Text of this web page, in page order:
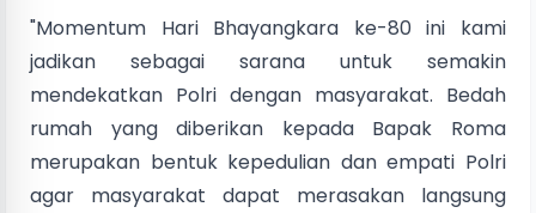
"Momentum Hari Bhayangkara ke-80 ini kami
jadikan sebagai sarana untuk semakin
mendekatkan Polri dengan masyarakat. Bedah
rumah yang diberikan kepada Bapak Roma
merupakan bentuk kepedulian dan empati Polri
agar masyarakat dapat merasakan langsung